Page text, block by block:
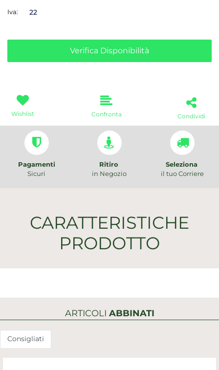
Iva: 22
Verifica Disponibilità
Wishlist Confronta Condividi
Pagamenti
Sicuri
Ritiro
in Negozio
Seleziona
il tuo Corriere
CARATTERISTICHE
PRODOTTO
ARTICOLI ABBINATI
Consigliati